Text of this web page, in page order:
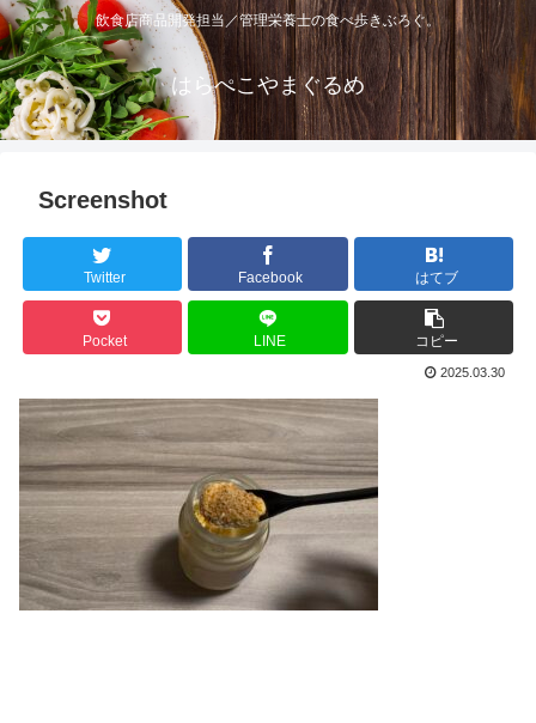
飲食店商品開発担当／管理栄養士の食べ歩きぶろぐ。
はらぺこやまぐるめ
Screenshot
Twitter Facebook はてブ
Pocket LINE コピー
2025.03.30